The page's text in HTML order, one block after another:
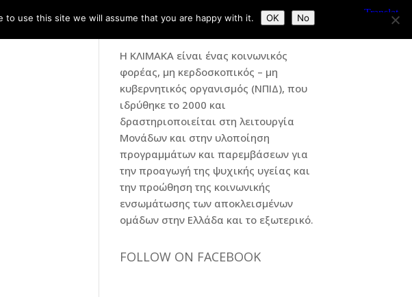
Η ΚΛΙΜΑΚΑ είναι ένας κοινωνικός
φορέας, μη κερδοσκοπικός – μη
κυβερνητικός οργανισμός (ΝΠΙΔ), που
ιδρύθηκε το 2000 και
δραστηριοποιείται στη λειτουργία
Μονάδων και στην υλοποίηση
προγραμμάτων και παρεμβάσεων για
την προαγωγή της ψυχικής υγείας και
την προώθηση της κοινωνικής
ενσωμάτωσης των αποκλεισμένων
ομάδων στην Ελλάδα και το εξωτερικό.
FOLLOW ON FACEBOOK
use this site we will assume that you are happy with it. OK No